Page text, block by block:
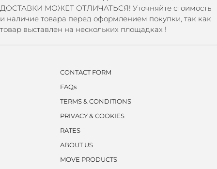
ДОСТАВКИ МОЖЕТ ОТЛИЧАТЬСЯ! Уточняйте стоимость
и наличие товара перед оформлением покупки, так как
товар выставлен на нескольких площадках !
CONTACT FORM
FAQs
TERMS & CONDITIONS
PRIVACY & COOKIES
RATES
ABOUT US
MOVE PRODUCTS